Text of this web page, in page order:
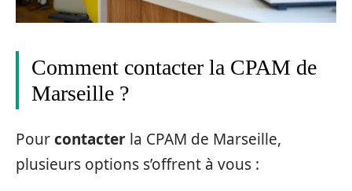
Comment contacter la CPAM de
Marseille ?
Pourcontacter la CPAM de Marseille,
plusieurs options s’offrent à vous :